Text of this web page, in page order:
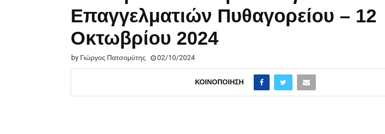
Επαγγελματιών Πυθαγορείου – 12
Οκτωβρίου 2024
by Γιώργος Πατσομύτης 02/10/2024
ΚΟΙΝΟΠΟΊΗΣΗ